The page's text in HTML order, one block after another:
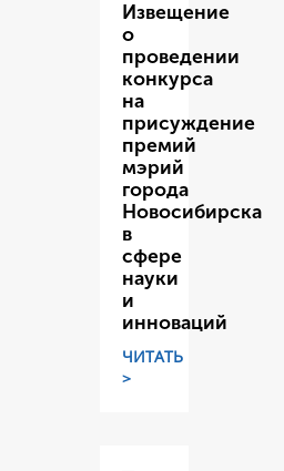
Извещение
о
проведении
конкурса
на
присуждение
премий
мэрий
города
Новосибирска
в
сфере
науки
и
инноваций
ЧИТАТЬ
>